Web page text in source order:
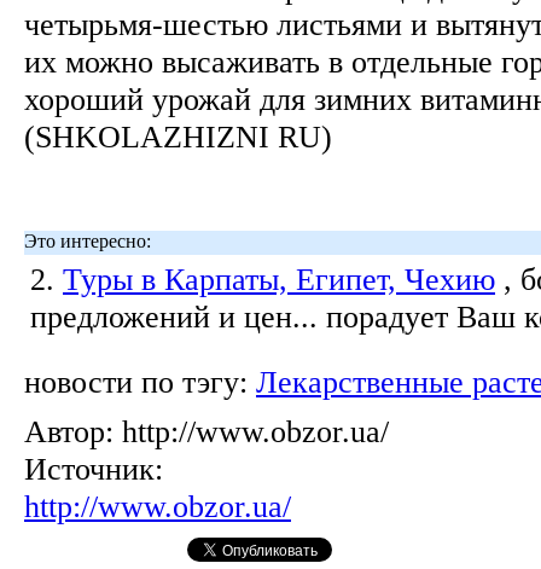
четырьмя-шестью листьями и
их можно высаживать в отдельные
хороший урожай для зимних
(SHKOLAZHIZNI RU)
Это интересно:
2. Туры в Карпаты, Египет, Чехию ,
предложений и цен... порадует Ваш
новости по тэгу: Лекарственные
Автор: http://www.obzor.ua/
Источник:
http://www.obzor.ua/